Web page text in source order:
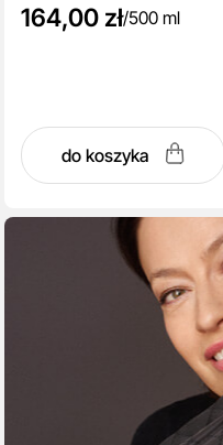
164,00 zł/500 ml
do koszyka